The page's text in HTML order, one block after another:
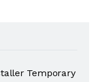
Temporary